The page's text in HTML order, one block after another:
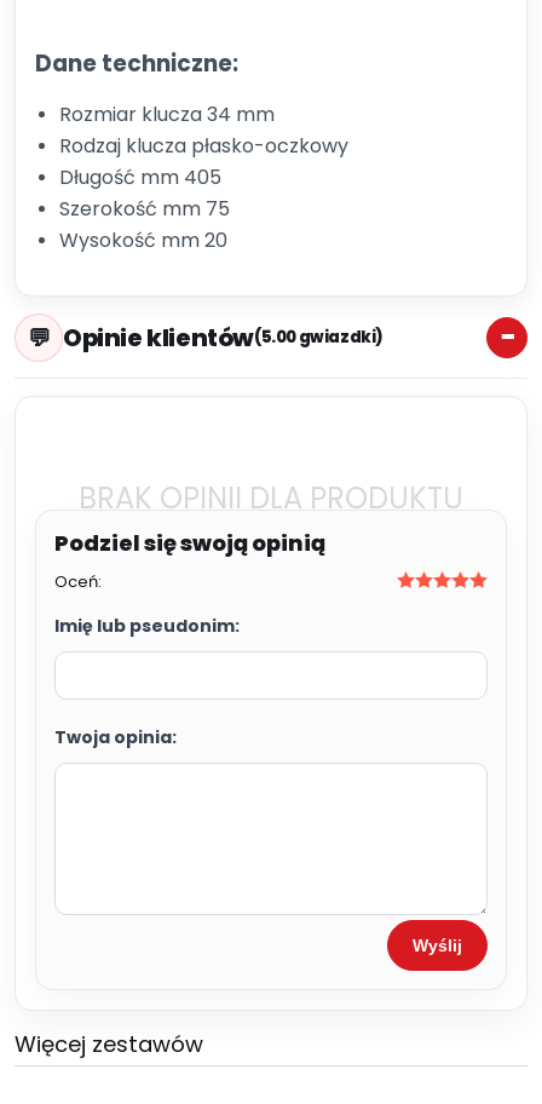
Dane techniczne:
Rozmiar klucza 34 mm
Rodzaj klucza płasko-oczkowy
Długość mm 405
Szerokość mm 75
Wysokość mm 20
Opinie klientów(5.00 gwiazdki)
BRAK OPINII DLA PRODUKTU
Oceń:
Imię lub pseudonim:
Twoja opinia:
Wyślij
Więcej zestawów